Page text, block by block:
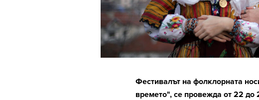
Фестивалът на фолклорната
времето", се провежда от 22 до